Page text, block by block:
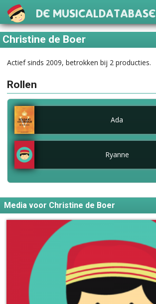
De Musicaldatabase
Christine de Boer
Actief sinds 2009, betrokken bij 2 producties.
Rollen
Ada
Ryanne
Media voor Christine de Boer